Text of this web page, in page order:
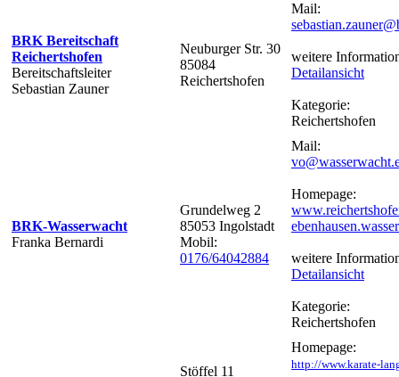
BRK Bereitschaft
Reichertshofen
Bereitschaftsleiter
Sebastian Zauner
Neuburger Str. 30
85084
Reichertshofen
Mail:
weitere
Detailansicht
Kategorie:
Reichertshofen
BRK-Wasserwacht
Franka Bernardi
Grundelweg 2
85053 Ingolstadt
Mobil:
0176/64042884
Mail:
Homepage:
weitere
Detailansicht
Kategorie:
Reichertshofen
Stöffel 11
Homepage:
http://www.karate-